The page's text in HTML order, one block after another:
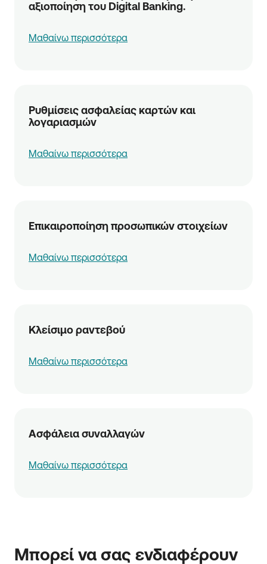
αξιοποίηση του Digital Banking.
Μαθαίνω περισσότερα
Ρυθμίσεις ασφαλείας καρτών και
λογαριασμών
Μαθαίνω περισσότερα
Επικαιροποίηση προσωπικών στοιχείων
Μαθαίνω περισσότερα
Κλείσιμο ραντεβού
Μαθαίνω περισσότερα
Ασφάλεια συναλλαγών
Μαθαίνω περισσότερα
Μπορεί να σας ενδιαφέρουν